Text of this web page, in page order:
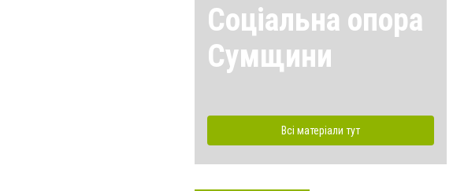
Соціальна опора
Сумщини
Всі матеріали тут